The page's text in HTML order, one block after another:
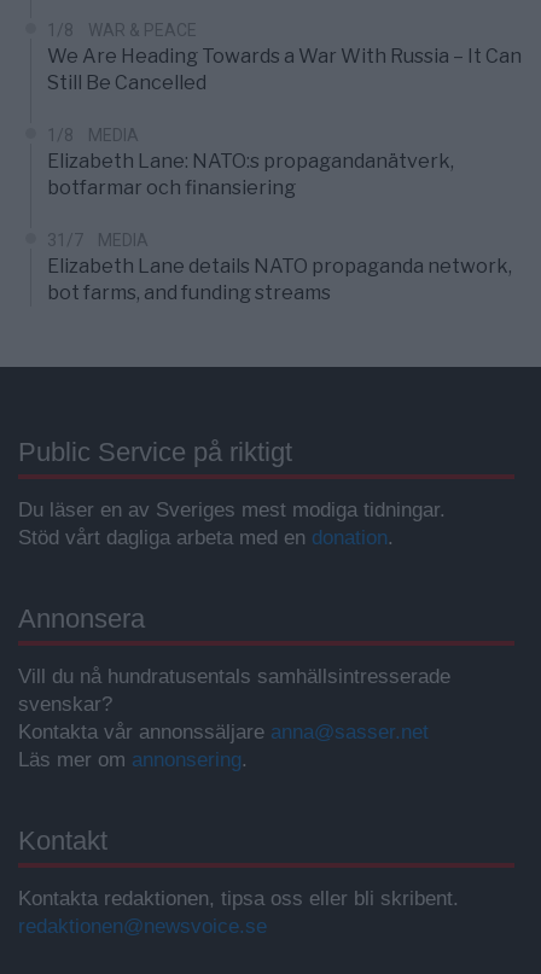
1/8 WAR & PEACE
We Are Heading Towards a War With Russia – It Can
Still Be Cancelled
1/8 MEDIA
Elizabeth Lane: NATO:s propagandanätverk,
botfarmar och finansiering
31/7 MEDIA
Elizabeth Lane details NATO propaganda network,
bot farms, and funding streams
Public Service på riktigt
Du läser en av Sveriges mest modiga tidningar.
Stöd vårt dagliga arbeta med en donation.
Annonsera
Vill du nå hundratusentals samhällsintresserade
svenskar?
Kontakta vår annonssäljare anna@sasser.net
Läs mer om annonsering.
Kontakt
Kontakta redaktionen, tipsa oss eller bli skribent.
redaktionen@newsvoice.se